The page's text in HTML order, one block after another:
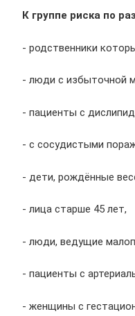
К группе риска по
- родственники
- люди с избыточной
- пациенты с
- с сосудистыми
- дети, рождённые
- лица старше 45 лет,
- люди, ведущие
- пациенты с
- женщины с